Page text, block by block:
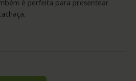
é perfeita para presentear